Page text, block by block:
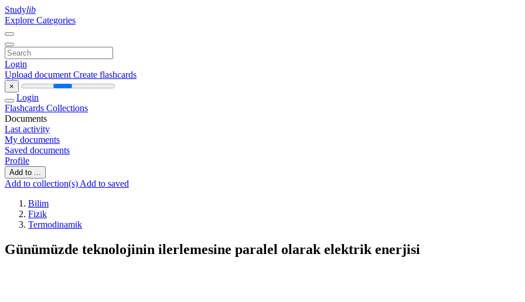
Studylib
Explore Categories
Login
Upload document Create flashcards
×
Login
Flashcards Collections
Documents
Last activity
My documents
Saved documents
Profile
Add to ...
Add to collection(s) Add to saved
Bilim
Fizik
Termodinamik
Günümüzde teknolojinin ilerlemesine paralel olarak elektrik enerjisi